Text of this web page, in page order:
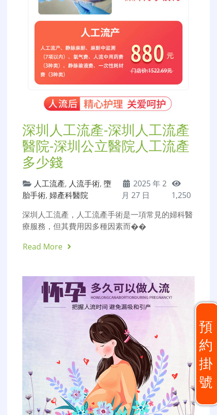
深圳人工流產-深圳人工流產
醫院-深圳公立醫院人工流產
多少錢
人工流產, 人流手術, 墮
胎手術, 婦產科醫院
2025 年 2
月 27 日
1,250
深圳人工流產，人工流產手術是一項常見的婦科醫
療服務，但其費用因多種因素而��
Read More
預
約
掛
號